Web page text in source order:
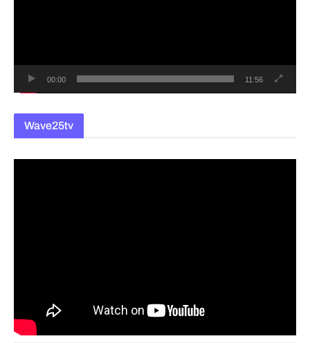
00:00 11:56
Wave25tv